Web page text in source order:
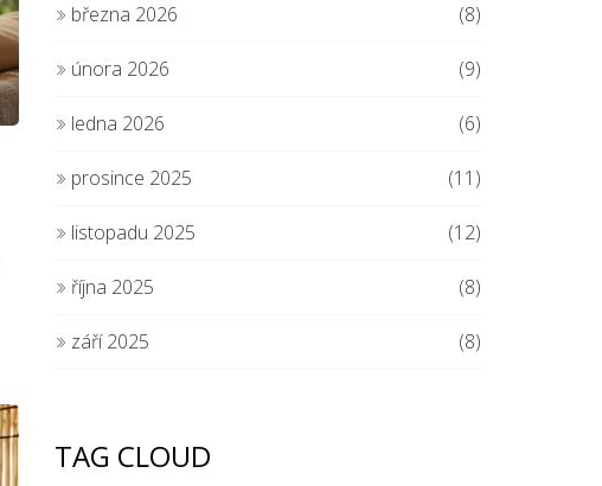
března 2026 (8)
února 2026 (9)
ledna 2026 (6)
prosince 2025 (11)
listopadu 2025 (12)
října 2025 (8)
září 2025 (8)
TAG CLOUD